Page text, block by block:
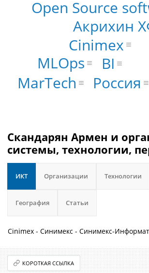
Cinimex
Акрихин
MLOps
Open Source
BI
MarTech
Россия
Скандарян Армен и
системы, технологии,
ИКТ Организации Технологии
География Статьи
Cinimex - Синимекс - Синимекс-
КОРОТКАЯ ССЫЛКА